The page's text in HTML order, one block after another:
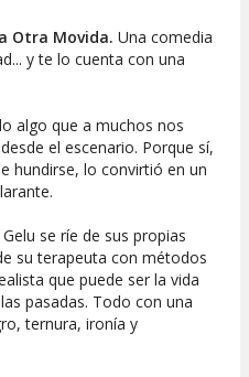
Otra Movida. Una comedia
y te lo cuenta con una
algo que a muchos nos
el escenario. Porque sí,
hundirse, lo convirtió en un
se ríe de sus propias
su terapeuta con métodos
que puede ser la vida
pasadas. Todo con una
ternura, ironía y